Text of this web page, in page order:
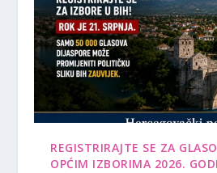
REGISTRIRAJTE SE ZA
OPĆIM IZBORIMA 2026.